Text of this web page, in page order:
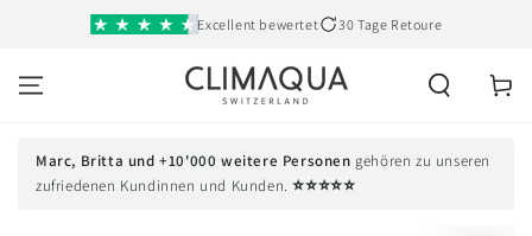
SKIP TO
CONTENT
Excellent bewertet 30 Tage Retoure
Cart
Marc, Britta und +10'000 weitere Personen gehören zu unseren
zufriedenen Kundinnen und Kunden.⭐⭐⭐⭐⭐